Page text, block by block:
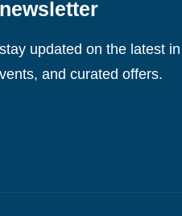
updated on the latest
and curated offers.